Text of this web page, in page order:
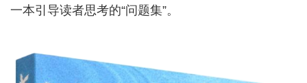
一本引导读者思考的“问题集”。